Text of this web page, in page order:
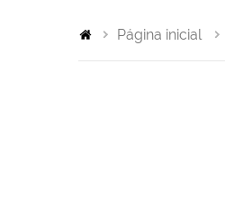
Página inicial